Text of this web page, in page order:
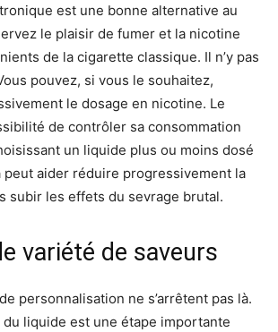
est une bonne alternative au
le plaisir de fumer et la nicotine
de la cigarette classique. Il n’y pas
pouvez, si vous le souhaitez,
le dosage en nicotine. Le
de contrôler sa consommation
un liquide plus ou moins dosé
peut aider réduire progressivement la
subir les effets du sevrage brutal.
variété de saveurs
personnalisation ne s’arrêtent pas là.
liquide est une étape importante